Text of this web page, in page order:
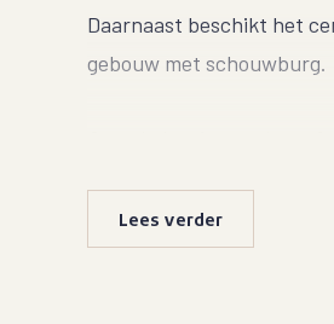
Daarnaast beschikt het
gebouw met schouwburg.
goede verbindingen
richting van Den Haag en
Lees verder